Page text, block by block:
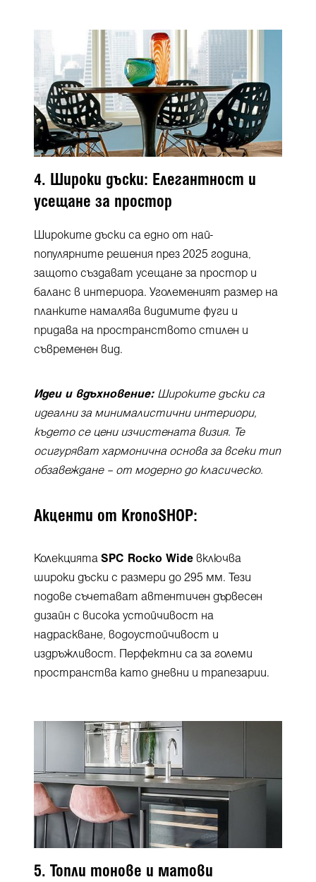
4. Широки дъски: Елегантност и
усещане за простор
Широките дъски са едно от най-
популярните решения през 2025 година,
защото създават усещане за простор и
баланс в интериора. Уголеменият размер на
планките намалява видимите фуги и
придава на пространството стилен и
съвременен вид.
Идеи и вдъхновение: Широките дъски са
идеални за минималистични интериори,
където се цени изчистената визия. Те
осигуряват хармонична основа за всеки тип
обзавеждане – от модерно до класическо.
Акценти от KronoSHOP:
Колекцията SPC Rocko Wide включва
широки дъски с размери до 295 мм. Тези
подове съчетават автентичен дървесен
дизайн с висока устойчивост на
надраскване, водоустойчивост и
издръжливост. Перфектни са за големи
пространства като дневни и трапезарии.
5. Топли тонове и матови